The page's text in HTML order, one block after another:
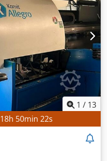
1 / 13
18h 50min 20s